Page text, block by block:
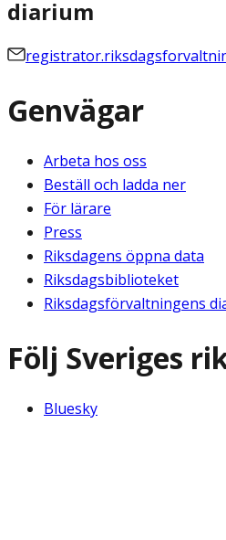
diarium
Genvägar
Arbeta hos oss
Beställ och ladda ner
För lärare
Press
Riksdagens öppna data
Riksdagsbiblioteket
Riksdagsförvaltningens
Följ Sveriges
Bluesky